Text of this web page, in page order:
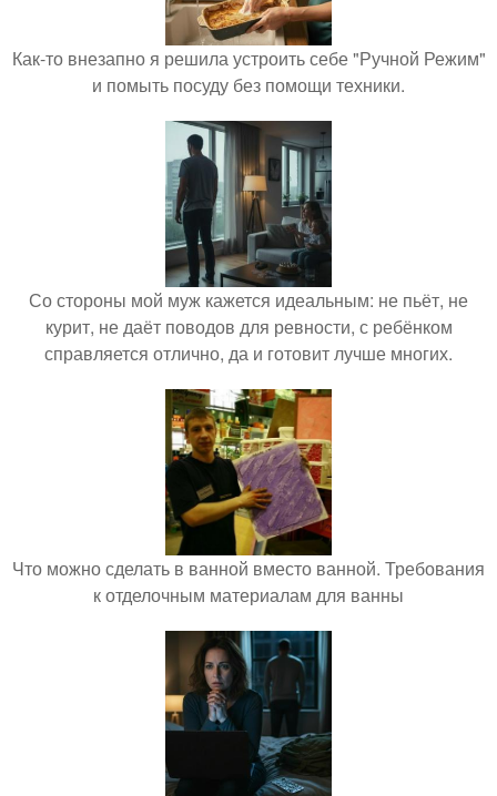
Как-то внезапно я решила устроить себе "Ручной Режим"
и помыть посуду без помощи техники.
Со стороны мой муж кажется идеальным: не пьёт, не
курит, не даёт поводов для ревности, с ребёнком
справляется отлично, да и готовит лучше многих.
Что можно сделать в ванной вместо ванной. Требования
к отделочным материалам для ванны